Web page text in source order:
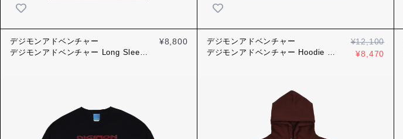
デジモンアドベンチャー
デジモンアドベンチャー Long Sleeve
¥8,800
デジモンアドベンチャー
デジモンアドベンチャー Hoodie
¥12,100
¥8,470